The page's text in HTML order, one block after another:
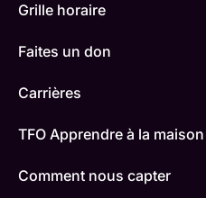
Grille horaire
Faites un don
Carrières
TFO Apprendre à la maison
Comment nous capter